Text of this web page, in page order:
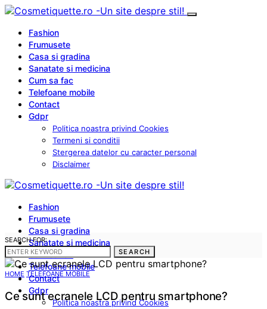
Fashion
Frumusete
Casa si gradina
Sanatate si medicina
Cum sa fac
Telefoane mobile
Contact
Gdpr
Politica noastra privind Cookies
Termeni si conditii
Stergerea datelor cu caracter personal
Disclaimer
Fashion
Frumusete
Casa si gradina
Sanatate si medicina
Cum sa fac
Telefoane mobile
Contact
Gdpr
Politica noastra privind Cookies
SEARCH FOR:
SEARCH
HOME TELEFOANE MOBILE
Ce sunt ecranele LCD pentru smartphone?